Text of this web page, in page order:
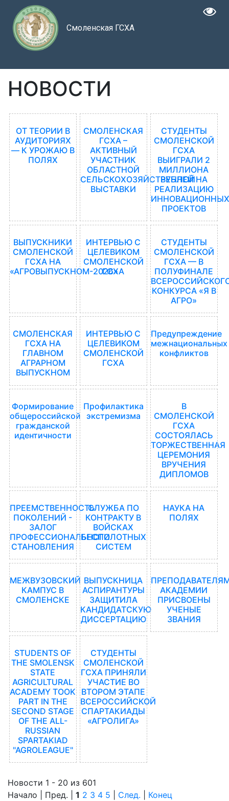
Смоленская ГСХА
НОВОСТИ
ОТ ТЕОРИИ В
АУДИТОРИЯХ
— К УРОЖАЮ В
ПОЛЯХ
СМОЛЕНСКАЯ
ГСХА –
АКТИВНЫЙ
УЧАСТНИК
ОБЛАСТНОЙ
СЕЛЬСКОХОЗЯЙСТВЕННОЙ
ВЫСТАВКИ
СТУДЕНТЫ
СМОЛЕНСКОЙ
ГСХА
ВЫИГРАЛИ 2
МИЛЛИОНА
РУБЛЕЙ НА
РЕАЛИЗАЦИЮ
ПРОЕКТОВ
ВЫПУСКНИКИ
СМОЛЕНСКОЙ
ГСХА НА
«АГРОВЫПУСКНОМ-2026»
ИНТЕРВЬЮ С
ЦЕЛЕВИКОМ
СМОЛЕНСКОЙ
ГСХА
СТУДЕНТЫ
СМОЛЕНСКОЙ
ГСХА — В
ПОЛУФИНАЛЕ
КОНКУРСА «Я В
АГРО»
СМОЛЕНСКАЯ
ГСХА НА
ГЛАВНОМ
АГРАРНОМ
ВЫПУСКНОМ
ИНТЕРВЬЮ С
ЦЕЛЕВИКОМ
СМОЛЕНСКОЙ
ГСХА
Предупреждение
межнациональных
конфликтов
Формирование
общероссийской
гражданской
идентичности
Профилактика
экстремизма
В
СМОЛЕНСКОЙ
ГСХА
СОСТОЯЛАСЬ
ТОРЖЕСТВЕННАЯ
ЦЕРЕМОНИЯ
ВРУЧЕНИЯ
ДИПЛОМОВ
ПРЕЕМСТВЕННОСТЬ
ПОКОЛЕНИЙ -
ЗАЛОГ
ПРОФЕССИОНАЛЬНОГО
СТАНОВЛЕНИЯ
СЛУЖБА ПО
КОНТРАКТУ В
ВОЙСКАХ
БЕСПИЛОТНЫХ
СИСТЕМ
НАУКА НА
ПОЛЯХ
МЕЖВУЗОВСКИЙ
КАМПУС В
СМОЛЕНСКЕ
ВЫПУСКНИЦА
АСПИРАНТУРЫ
ЗАЩИТИЛА
КАНДИДАТСКУЮ
ДИССЕРТАЦИЮ
АКАДЕМИИ
ПРИСВОЕНЫ
УЧЕНЫЕ
ЗВАНИЯ
STUDENTS OF
THE SMOLENSK
STATE
AGRICULTURAL
ACADEMY TOOK
PART IN THE
SECOND STAGE
OF THE ALL-
RUSSIAN
SPARTAKIAD
"AGROLEAGUE"
СТУДЕНТЫ
СМОЛЕНСКОЙ
ГСХА ПРИНЯЛИ
УЧАСТИЕ ВО
ВТОРОМ ЭТАПЕ
ВСЕРОССИЙСКОЙ
СПАРТАКИАДЫ
«АГРОЛИГА»
Новости 1 - 20 из 601
Начало | Пред. | 1 2 3 4 5 След. Конец